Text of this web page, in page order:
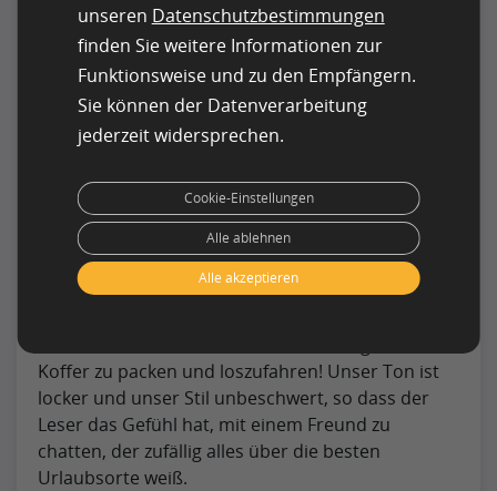
Es gibt viele Dinge, die einen guten Reisetext
ausmachen. Vor allem aber muss der Autor daran
denken, den Leser zu unterhalten statt ihn zu
rekrutieren. Schließlich will niemand eine trockene
Liste von Fakten über ein Reiseziel lesen.
darüber informiert werden, was es an dem von
ihnen gewählten Reiseziel gibt.
Wir von clickworker wissen das besser als jeder
andere. Deshalb bieten wir Informationen über
Koffer zu packen und loszufahren! Unser Ton ist
locker und unser Stil unbeschwert, so dass der
Leser das Gefühl hat, mit einem Freund zu
chatten, der zufällig alles über die besten
Urlaubsorte weiß.
unseren Datenschutzbestimmungen
finden Sie weitere Informationen zur
Funktionsweise und zu den Empfängern.
Sie können der Datenverarbeitung
jederzeit widersprechen.
Alle akzeptieren
Alle ablehnen
Cookie-Einstellungen